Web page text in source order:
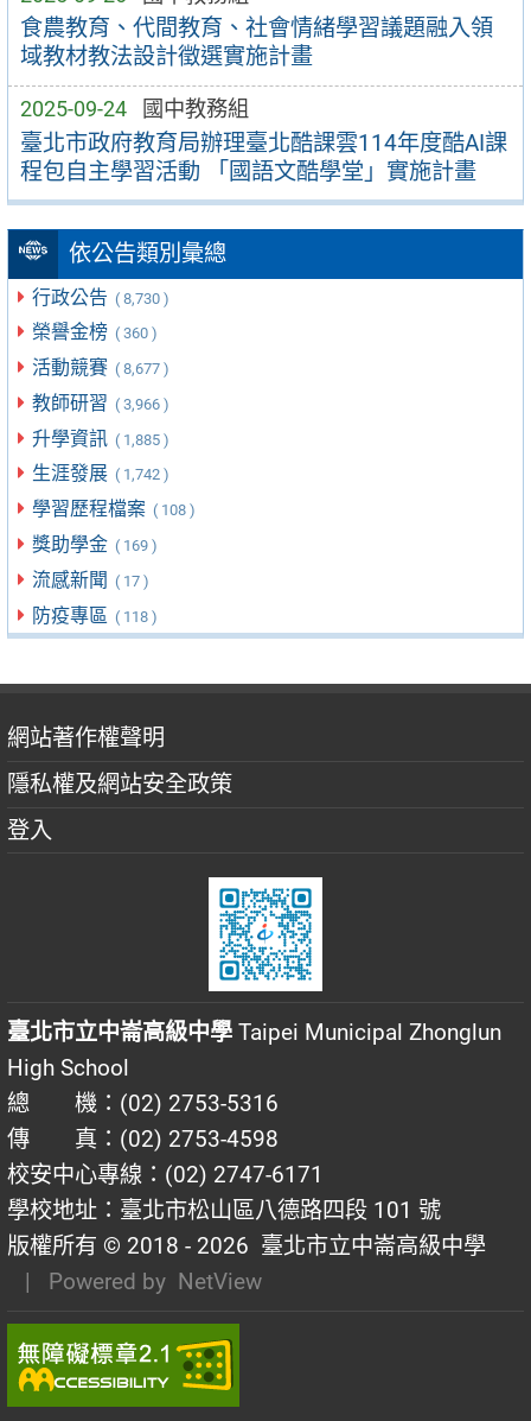
食農教育、代間教育、社會情緒學習議題融入領
域教材教法設計徵選實施計畫
2025-09-24 國中教務組
臺北市政府教育局辦理臺北酷課雲114年度酷AI課
程包自主學習活動 「國語文酷學堂」實施計畫
依公告類別彙總
行政公告 ( 8,730 )
榮譽金榜 ( 360 )
活動競賽 ( 8,677 )
教師研習 ( 3,966 )
升學資訊 ( 1,885 )
生涯發展 ( 1,742 )
學習歷程檔案 ( 108 )
獎助學金 ( 169 )
流感新聞 ( 17 )
防疫專區 ( 118 )
網站著作權聲明
隱私權及網站安全政策
登入
臺北市立中崙高級中學 Taipei Municipal Zhonglun
High School
總 機：(02) 2753-5316
傳 真：(02) 2753-4598
校安中心專線：(02) 2747-6171
學校地址：臺北市松山區八德路四段 101 號
版權所有 © 2018 - 2026 臺北市立中崙高級中學
| Powered by NetView